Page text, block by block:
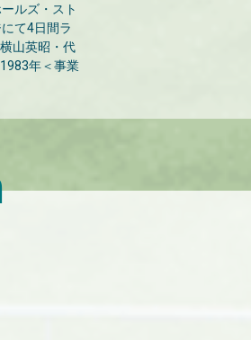
ルズ・スト
て4日間ラ
山英昭・代
年＜事業